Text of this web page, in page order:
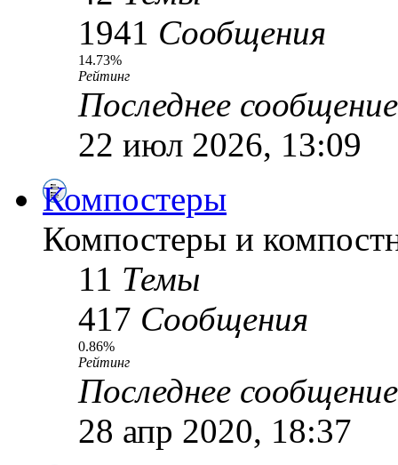
1941 Сообщения
14.73%
Рейтинг
Последнее сообщение
22 июл 2026, 13:09
Компостеры
Компостеры и
11 Темы
417 Сообщения
0.86%
Рейтинг
Последнее сообщение
28 апр 2020, 18:37